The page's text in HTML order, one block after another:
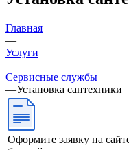
Главная
—
Услуги
—
Сервисные службы
—Установка сантехники
Оформите заявку на